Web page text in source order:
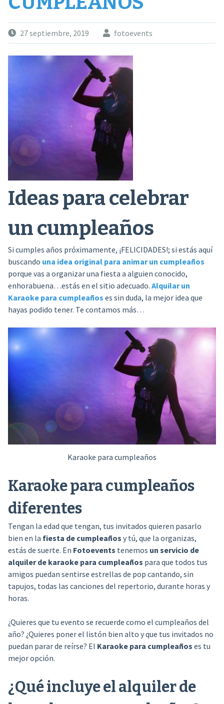
27 septiembre, 2019 fotoevents
Ideas para celebrar
un cumpleaños
Si cumples años próximamente, ¡FELICIDADES!; si estás aquí
buscando una idea original para animar un cumpleaños
porque vas a organizar una fiesta a alguien conocido,
enhorabuena…estás en el sitio adecuado. Alquilar un
Karaoke para cumpleaños es sin duda, la mejor idea que
hayas podido tener. Te contamos más…
Karaoke para cumpleaños
Karaoke para cumpleaños
diferentes
Tengan la edad que tengan, tus invitados quieren pasarlo
bien en la fiesta de cumpleaños y tú, que la organizas,
estás de suerte. En Fotoevents tenemos un servicio de
alquiler de karaoke para cumpleaños para que todos tus
amigos puedan sentirse estrellas de pop cantando, sin
tapujos, todas las canciones del repertorio, durante horas y
horas.
¿Quieres que tu evento se recuerde como el cumpleaños del
año? ¿Quieres poner el listón bien alto y que tus invitados no
puedan parar de reírse? El Karaoke para cumpleaños es tu
mejor opción.
¿Qué incluye el alquiler de